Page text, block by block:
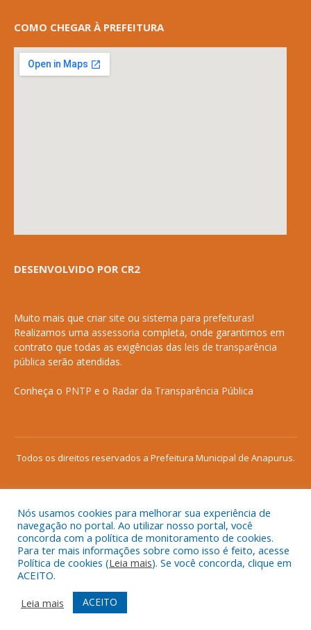
COMO CHEGAR À PREFEITURA
DESENVOLVIDO POR CR2
Muito mais que criar site ou sistema para prefeituras!
Realizamos uma assessoria completa, onde garantimos em
contrato que todas as exigências das leis de transparência
pública serão atendidas.
Conheça o PNTP e o Radar da Transparência Pública
Todos os direitos reservados a Prefeitura Municipal de Anapurus.
Mapa do Site
Acessar Área Administrativa
Acessar o Webmail
Nós usamos cookies para melhorar sua experiência de
navegação no portal. Ao utilizar nosso portal, você
concorda com a política de monitoramento de cookies.
Para ter mais informações sobre como isso é feito, acesse
Política de cookies (Leia mais). Se você concorda, clique em
ACEITO.
Leia mais
ACEITO